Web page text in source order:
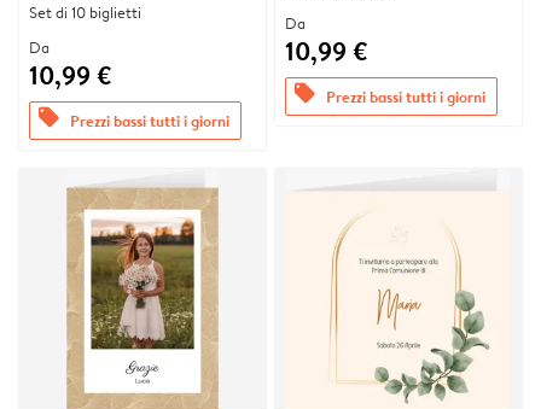
Set di 10 biglietti
Da
10,99 €
offers Prezzi bassi tutti i giorni
Da
10,99 €
offers Prezzi bassi tutti i giorni